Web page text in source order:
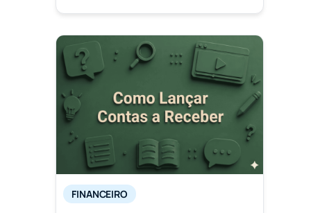
FINANCEIRO